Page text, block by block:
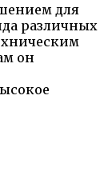
для
различных
он